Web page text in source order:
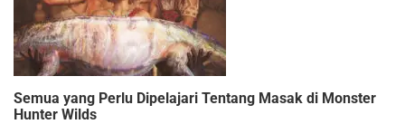
Semua yang Perlu Dipelajari Tentang Masak di Monster
Hunter Wilds